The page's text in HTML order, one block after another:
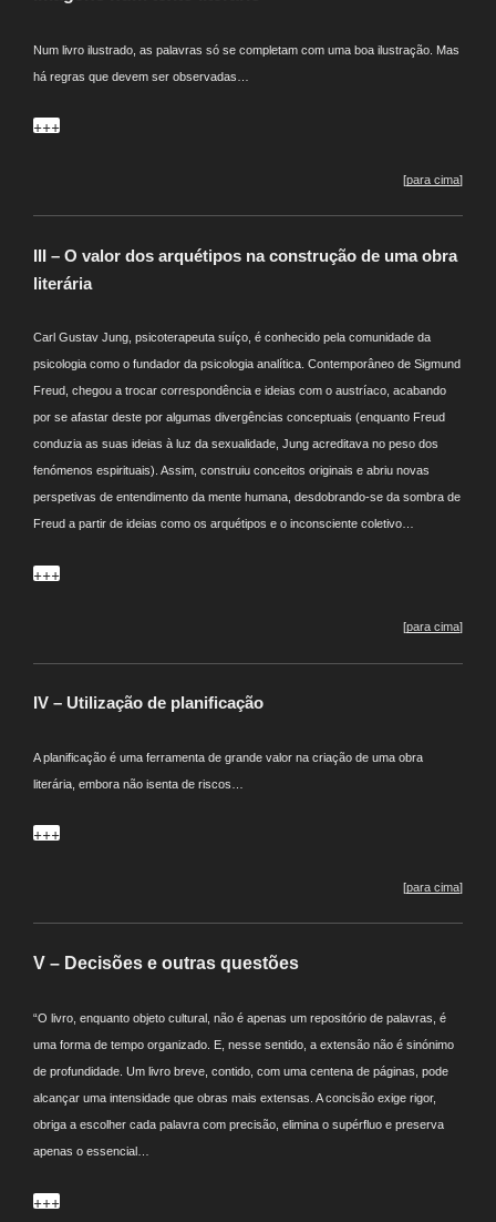
Num livro ilustrado, as palavras só se completam com uma boa ilustração. Mas
há regras que devem ser observadas…
+++
[para cima]
III – O valor dos arquétipos na construção de uma obra
literária
Carl Gustav Jung, psicoterapeuta suíço, é conhecido pela comunidade da
psicologia como o fundador da psicologia analítica. Contemporâneo de Sigmund
Freud, chegou a trocar correspondência e ideias com o austríaco, acabando
por se afastar deste por algumas divergências conceptuais (enquanto Freud
conduzia as suas ideias à luz da sexualidade, Jung acreditava no peso dos
fenómenos espirituais). Assim, construiu conceitos originais e abriu novas
perspetivas de entendimento da mente humana, desdobrando-se da sombra de
Freud a partir de ideias como os arquétipos e o inconsciente coletivo…
+++
[para cima]
IV – Utilização de planificação
A planificação é uma ferramenta de grande valor na criação de uma obra
literária, embora não isenta de riscos…
+++
[para cima]
V – Decisões e outras questões
“O livro, enquanto objeto cultural, não é apenas um repositório de palavras, é
uma forma de tempo organizado. E, nesse sentido, a extensão não é sinónimo
de profundidade. Um livro breve, contido, com uma centena de páginas, pode
alcançar uma intensidade que obras mais extensas. A concisão exige rigor,
obriga a escolher cada palavra com precisão, elimina o supérfluo e preserva
apenas o essencial…
+++